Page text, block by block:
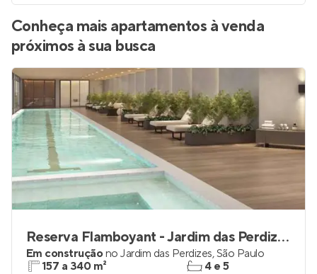
Conheça mais apartamentos à venda
próximos à sua busca
Reserva Flamboyant - Jardim das Perdizes
Em construçãono Jardim das Perdizes,São Paulo
157 a 340 m²
4 e 5